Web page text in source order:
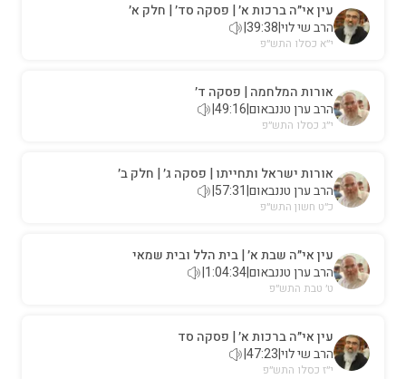
עין אי״ה ברכות א׳ | פסקה סד׳ | חלק א׳
הרב שי לוי|
39:38
|
י״א כסלו התש״פ
אורות המלחמה | פסקה ד׳
הרב ערן טננבאום|
49:16
|
י״ג כסלו התש״פ
אורות ישראל ותחייתו | פסקה ג׳ | חלק ב׳
הרב ערן טננבאום|
57:31
|
כ״ט חשון התש״פ
עין אי״ה שבת א׳ | בית הלל ובית שמאי
הרב ערן טננבאום|
1:04:34
|
ט׳ טבת התש״פ
עין אי״ה ברכות א׳ | פסקה סד
הרב שי לוי|
47:23
|
י״ז כסלו התש״פ